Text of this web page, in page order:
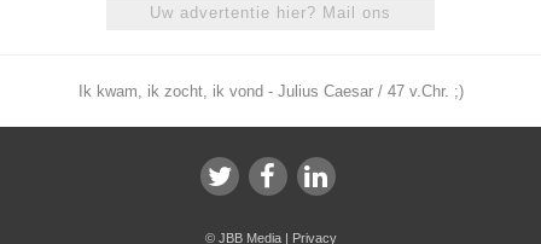
Uw advertentie hier? Mail ons
Ik kwam, ik zocht, ik vond - Julius Caesar / 47 v.Chr. ;)
© JBB Media| Privacy